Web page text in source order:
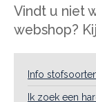
Vindt u niet
webshop?
Info
Ik zoek een